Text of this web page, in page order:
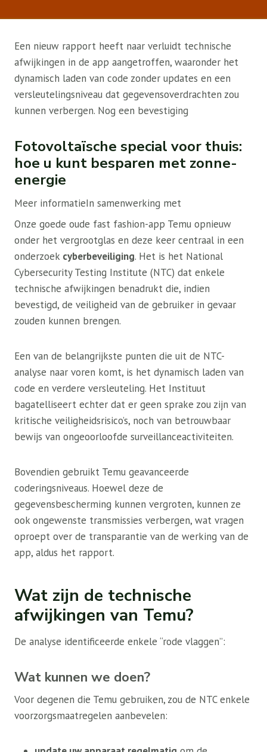
Een nieuw rapport heeft naar verluidt technische
afwijkingen in de app aangetroffen, waaronder het
dynamisch laden van code zonder updates en een
versleutelingsniveau dat gegevensoverdrachten zou
kunnen verbergen. Nog een bevestiging
Fotovoltaïsche special voor thuis:
hoe u kunt besparen met zonne-
energie
Meer informatieIn samenwerking met
Onze goede oude fast fashion-app Temu opnieuw
onder het vergrootglas en deze keer centraal in een
onderzoek cyberbeveiliging. Het is het National
Cybersecurity Testing Institute (NTC) dat enkele
technische afwijkingen benadrukt die, indien
bevestigd, de veiligheid van de gebruiker in gevaar
zouden kunnen brengen.
Een van de belangrijkste punten die uit de NTC-
analyse naar voren komt, is het dynamisch laden van
code en verdere versleuteling. Het Instituut
bagatelliseert echter dat er geen sprake zou zijn van
kritische veiligheidsrisico’s, noch van betrouwbaar
bewijs van ongeoorloofde surveillanceactiviteiten.
Bovendien gebruikt Temu geavanceerde
coderingsniveaus. Hoewel deze de
gegevensbescherming kunnen vergroten, kunnen ze
ook ongewenste transmissies verbergen, wat vragen
oproept over de transparantie van de werking van de
app, aldus het rapport.
Wat zijn de technische
afwijkingen van Temu?
De analyse identificeerde enkele “rode vlaggen”:
Wat kunnen we doen?
Voor degenen die Temu gebruiken, zou de NTC enkele
voorzorgsmaatregelen aanbevelen: